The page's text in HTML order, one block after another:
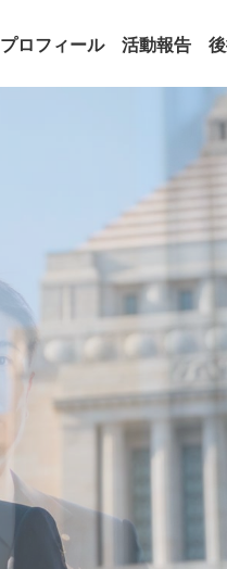
プロフィール 活動報告